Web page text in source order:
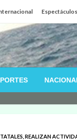
Espectáculos
REALIZAN